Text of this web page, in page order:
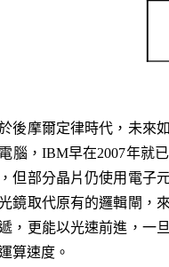
後摩爾定律時代，未來
腦，IBM早在2007年就
但部分晶片仍使用電子
鏡取代原有的邏輯閘，
，更能以光速前進，一
算速度。